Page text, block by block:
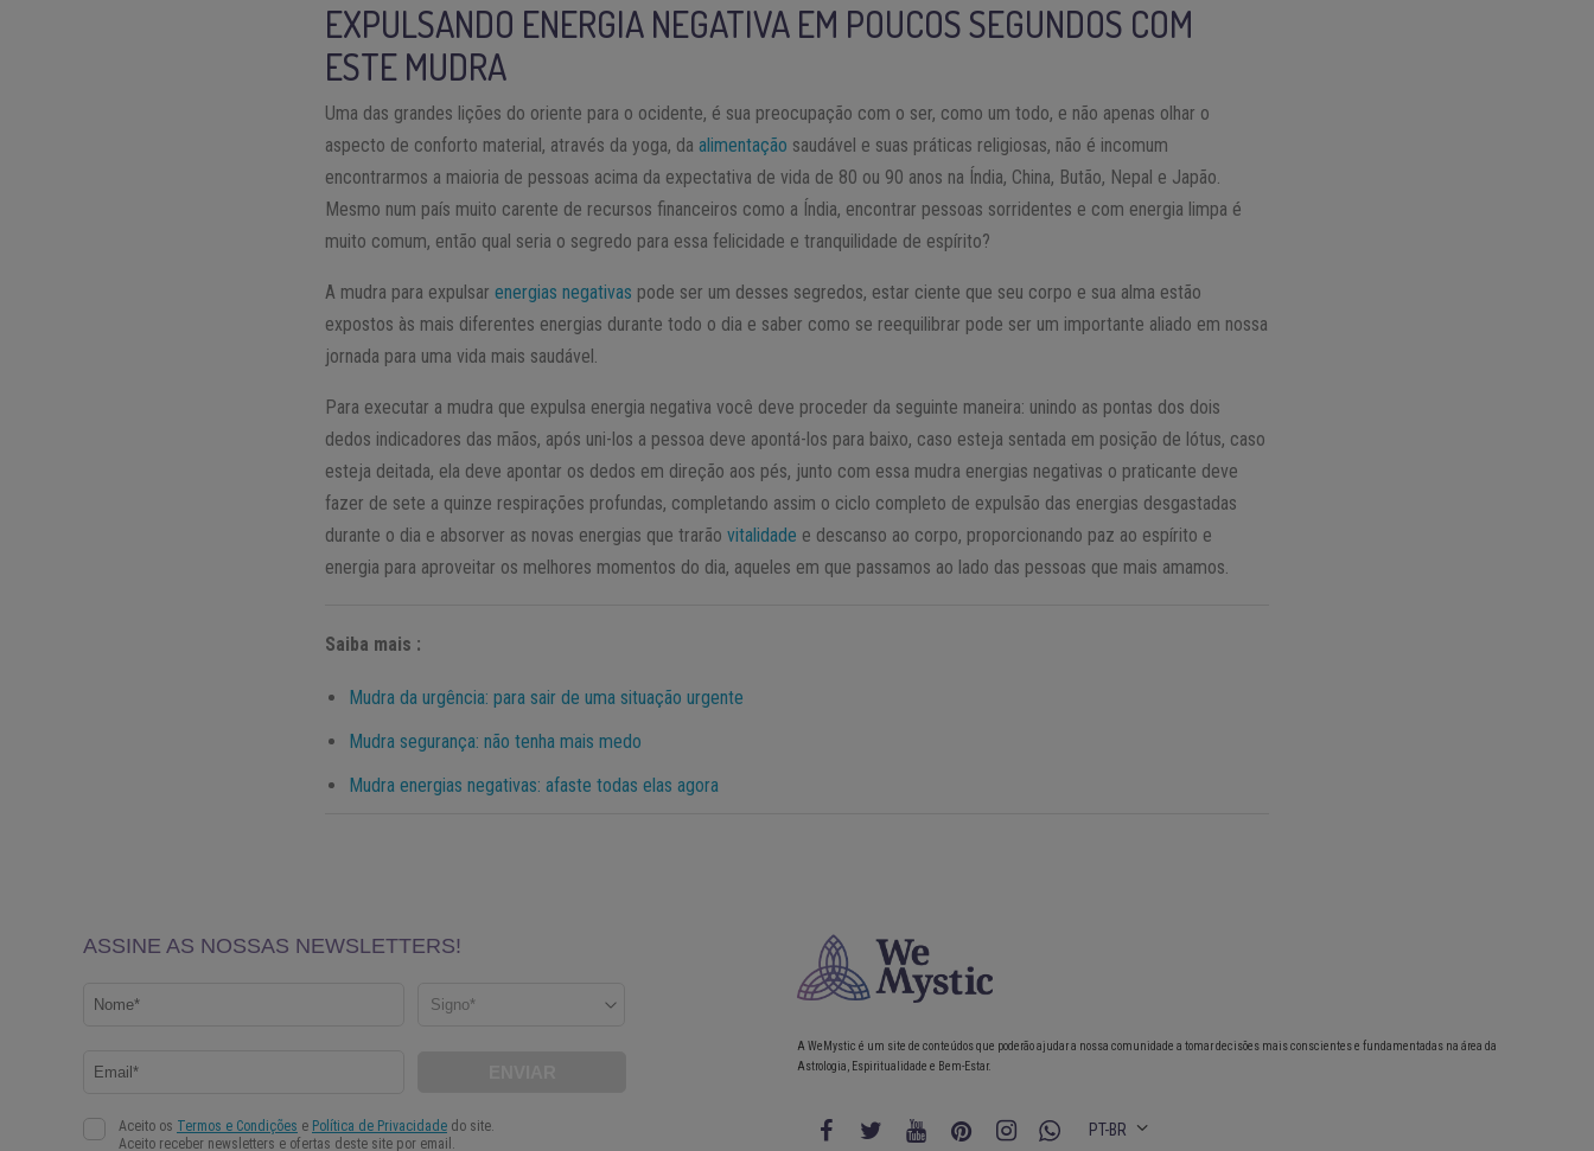
EXPULSANDO ENERGIA NEGATIVA EM POUCOS SEGUNDOS COM
ESTE MUDRA
Uma das grandes lições do oriente para o ocidente, é sua preocupação com o ser, como um todo, e não apenas olhar o
aspecto de conforto material, através da yoga, daalimentação saudável e suas práticas religiosas, não é incomum
encontrarmos a maioria de pessoas acima da expectativa de vida de 80 ou 90 anos na Índia, China, Butão, Nepal e Japão.
Mesmo num país muito carente de recursos financeiros como a Índia, encontrar pessoas sorridentes e com energia limpa é
muito comum, então qual seria o segredo para essa felicidade e tranquilidade de espírito?
A mudra para expulsarenergias negativas pode ser um desses segredos, estar ciente que seu corpo e sua alma estão
expostos às mais diferentes energias durante todo o dia e saber como se reequilibrar pode ser um importante aliado em nossa
jornada para uma vida mais saudável.
Para executar a mudra que expulsa energia negativa você deve proceder da seguinte maneira: unindo as pontas dos dois
dedos indicadores das mãos, após uni-los a pessoa deve apontá-los para baixo, caso esteja sentada em posição de lótus, caso
esteja deitada, ela deve apontar os dedos em direção aos pés, junto com essa mudra energias negativas o praticante deve
fazer de sete a quinze respirações profundas, completando assim o ciclo completo de expulsão das energias desgastadas
durante o dia e absorver as novas energias que trarãovitalidade e descanso ao corpo, proporcionando paz ao espírito e
energia para aproveitar os melhores momentos do dia, aqueles em que passamos ao lado das pessoas que mais amamos.
Saiba mais :
Mudra da urgência: para sair de uma situação urgente
Mudra segurança: não tenha mais medo
Mudra energias negativas: afaste todas elas agora
A WeMystic é um site de conteúdos que poderão ajudar a nossa comunidade a tomar decisões mais conscientes e fundamentadas na área da
Astrologia, Espiritualidade e Bem-Estar.
PT-BR